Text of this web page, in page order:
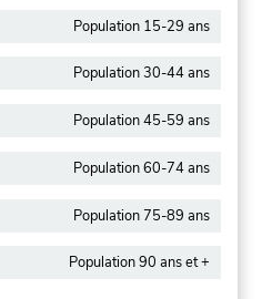
Population 15-29 ans
Population 30-44 ans
Population 45-59 ans
Population 60-74 ans
Population 75-89 ans
Population 90 ans et +